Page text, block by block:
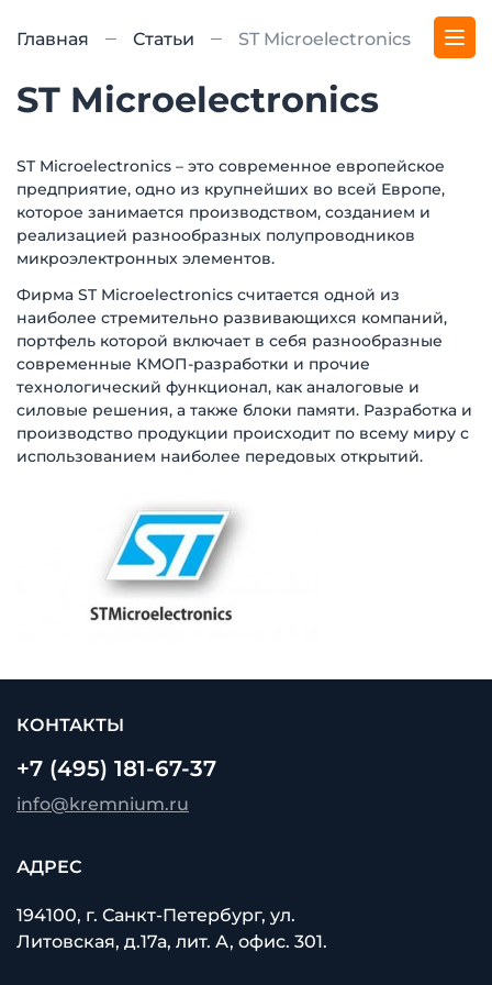
Главная Статьи ST Microelectronics
ST Microelectronics
ST Microelectronics – это современное европейское
предприятие, одно из крупнейших во всей Европе,
которое занимается производством, созданием и
реализацией разнообразных полупроводников
микроэлектронных элементов.
Фирма ST Microelectronics считается одной из
наиболее стремительно развивающихся компаний,
портфель которой включает в себя разнообразные
современные КМОП-разработки и прочие
технологический функционал, как аналоговые и
силовые решения, а также блоки памяти. Разработка и
производство продукции происходит по всему миру с
использованием наиболее передовых открытий.
КОНТАКТЫ
+7 (495) 181-67-37
info@kremnium.ru
АДРЕС
194100, г. Санкт-Петербург, ул.
Литовская, д.17а, лит. А, офис. 301.